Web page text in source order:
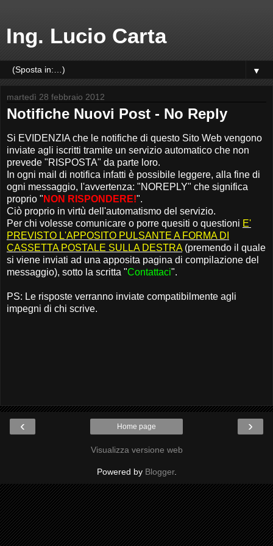
Ing. Lucio Carta
▼
martedì 28 febbraio 2012
Notifiche Nuovi Post - No Reply
Si EVIDENZIA che le notifiche di questo Sito Web vengono
inviate agli iscritti tramite un servizio automatico che non
prevede "RISPOSTA" da parte loro.
In ogni mail di notifica infatti è possibile leggere, alla fine di
ogni messaggio, l'avvertenza: "NOREPLY" che significa
proprio " NON RISPONDERE!".
Ciò proprio in virtù dell'automatismo del servizio.
Per chi volesse comunicare o porre quesiti o questioni E'
PREVISTO L'APPOSITO PULSANTE A FORMA DI
CASSETTA POSTALE SULLA DESTRA (premendo il quale
si viene inviati ad una apposita pagina di compilazione del
messaggio), sotto la scritta "Contattaci".
PS: Le risposte verranno inviate compatibilmente agli
impegni di chi scrive.
‹ ›
Home page
Visualizza versione web
Powered by Blogger.